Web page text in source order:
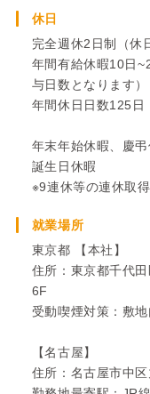
休日
完全週休2日制（休
年間有給休暇10日
与日数となります）
年間休日日数125日
年末年始休暇、慶
誕生日休暇
※9連休等の連休取得
就業場所
東京都 【本社】
住所：東京都千代
6F
受動喫煙対策：敷
【名古屋】
住所：名古屋市中